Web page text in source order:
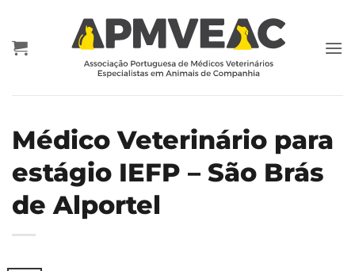
content
Médico Veterinário para
estágio IEFP – São Brás
de Alportel